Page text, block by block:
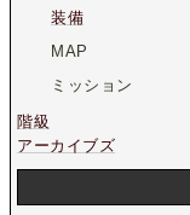
装備
MAP
ミッション
階級
アーカイブズ